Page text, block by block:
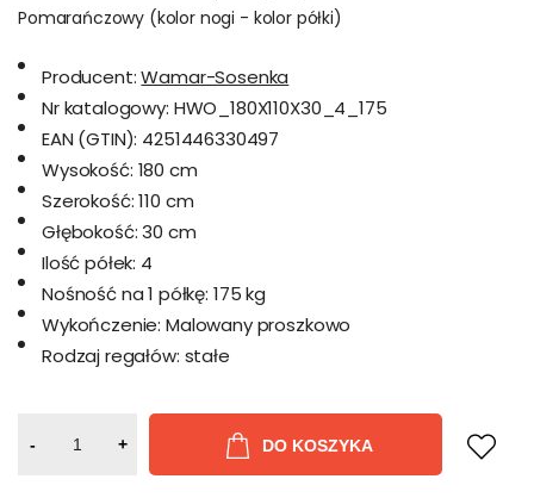
Pomarańczowy (kolor nogi - kolor półki)
Producent: Wamar-Sosenka
Nr katalogowy: HWO_180X110X30_4_175
EAN (GTIN): 4251446330497
Wysokość: 180 cm
Szerokość: 110 cm
Głębokość: 30 cm
Ilość półek: 4
Nośność na 1 półkę: 175 kg
Wykończenie: Malowany proszkowo
Rodzaj regałów: stałe
- + DO KOSZYKA